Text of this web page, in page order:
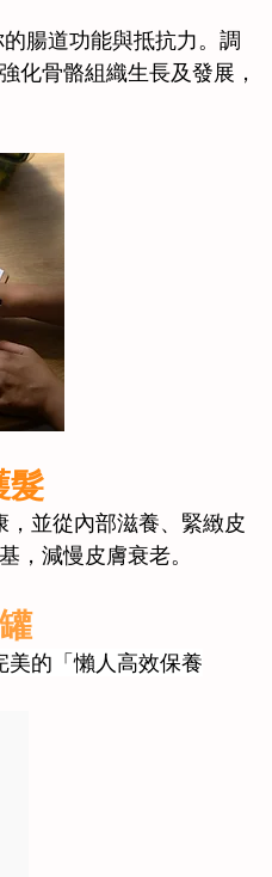
腸道功能與抵抗力。調
化骨骼組織生長及發展，
髮
並從內部滋養、緊緻皮
，減慢皮膚衰老。
美的「懶人高效保養